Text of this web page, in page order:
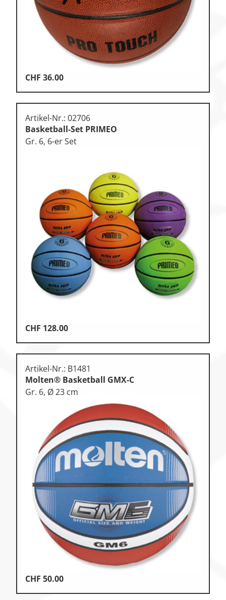
CHF 36.00
Artikel-Nr.: 02706
Basketball-Set PRIMEO
Gr. 6, 6-er Set
CHF 128.00
Artikel-Nr.: B1481
Molten® Basketball GMX-C
Gr. 6, Ø 23 cm
CHF 50.00